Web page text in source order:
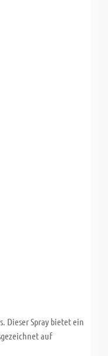
Dieser Spray bietet ein
auf